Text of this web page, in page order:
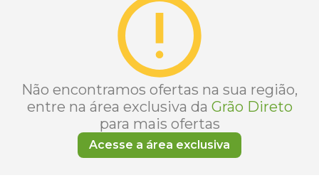
Não encontramos ofertas na sua região,
entre na área exclusiva da Grão Direto
para mais ofertas
Acesse a área exclusiva